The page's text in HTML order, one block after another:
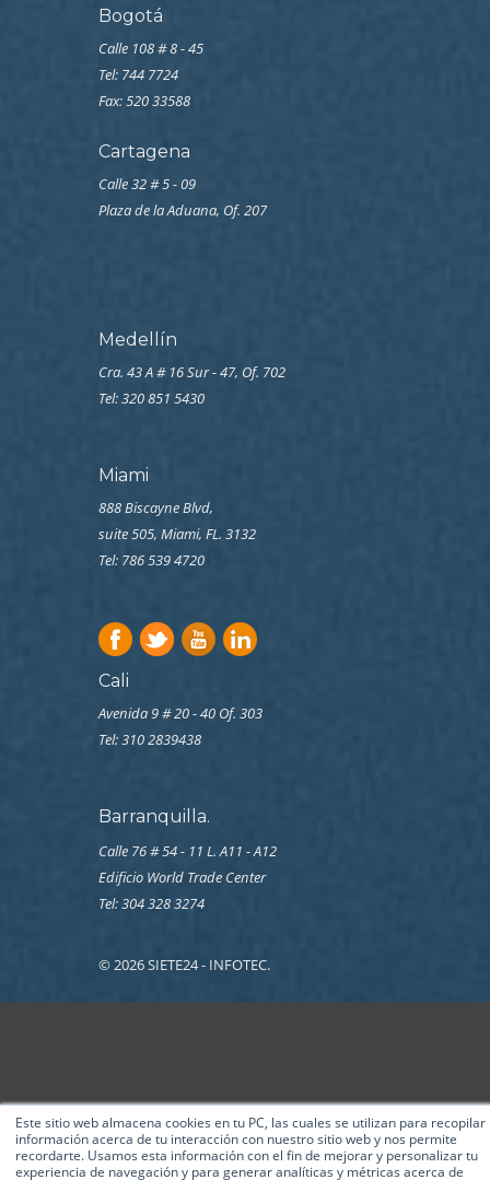
Este sitio web almacena cookies en tu PC, las cuales se utilizan para recopilar
información acerca de tu interacción con nuestro sitio web y nos permite
recordarte. Usamos esta información con el fin de mejorar y personalizar tu
experiencia de navegación y para generar analíticas y métricas acerca de
Bogotá
Calle 108 # 8 - 45
Tel: 744 7724
Fax: 520 33588
Cartagena
Calle 32 # 5 - 09
Plaza de la Aduana, Of. 207
Medellín
Cra. 43 A # 16 Sur - 47, Of. 702
Tel: 320 851 5430
Miami
888 Biscayne Blvd,
suite 505, Miami, FL. 3132
Tel: 786 539 4720
Cali
Avenida 9 # 20 - 40 Of. 303
Tel:310 2839438
Barranquilla.
Calle 76 # 54 - 11 L. A11 - A12
Edificio World Trade Center
Tel: 304 328 3274
© 2026 SIETE24 - INFOTEC.